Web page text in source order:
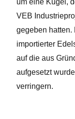
um eine Kugel,
VEB
gegeben hatten.
importierter
auf die aus
aufgesetzt
verringern.